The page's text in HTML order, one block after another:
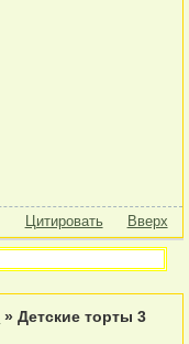
Цитировать Вверх
»Детские торты 3